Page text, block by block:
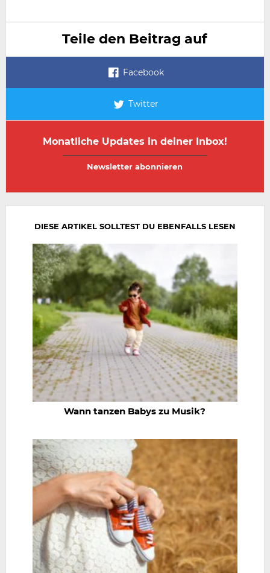
Teile den Beitrag auf
Facebook
Twitter
Monatliche Updates in deiner Inbox!
DIESE ARTIKEL SOLLTEST DU EBENFALLS LESEN
Wann tanzen Babys zu Musik?